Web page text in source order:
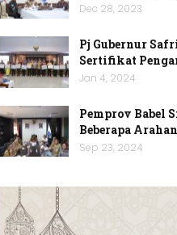
Dec 28, 2023
Pj Gubernur
Sertifikat
Jan 4, 2024
Pemprov Babel
Beberapa
Sep 23, 2024